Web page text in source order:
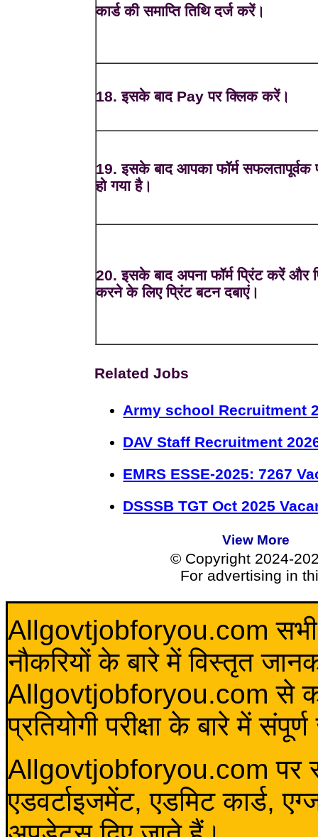
कार्ड की समाप्ति तिथि दर्ज करें।
18. इसके बाद Pay पर क्लिक करें।
19. इसके बाद आपका फॉर्म सफलतापूर्वक
हो गया है।
20. इसके बाद अपना फॉर्म प्रिंट करें और
करने के लिए प्रिंट बटन दबाएं।
Related Jobs
Army school Recruitment
DAV Staff Recruitment
EMRS ESSE-2025: 7267
DSSSB TGT Oct 2025
View More
© Copyright 2024-
For advertising in
Allgovtjobforyou.com सभी
नौकरियों के बारे में विस्तृत
Allgovtjobforyou.com से कोई
प्रतियोगी परीक्षा के बारे में
Allgovtjobforyou.com पर
एडवर्टाइजमेंट, एडमिट कार्ड,